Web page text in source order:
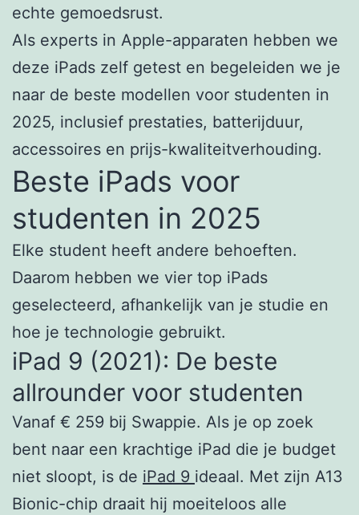
echte gemoedsrust.
Als experts in Apple-apparaten hebben we
deze iPads zelf getest en begeleiden we je
naar de beste modellen voor studenten in
2025, inclusief prestaties, batterijduur,
accessoires en prijs-kwaliteitverhouding.
Beste iPads voor
studenten in 2025
Elke student heeft andere behoeften.
Daarom hebben we vier top iPads
geselecteerd, afhankelijk van je studie en
hoe je technologie gebruikt.
iPad 9 (2021): De beste
allrounder voor studenten
Vanaf € 259 bij Swappie. Als je op zoek
bent naar een krachtige iPad die je budget
niet sloopt, is de iPad 9 ideaal. Met zijn A13
Bionic-chip draait hij moeiteloos alle